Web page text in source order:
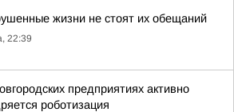
жизни не стоят их обещаний
22:39
предприятиях активно
роботизация